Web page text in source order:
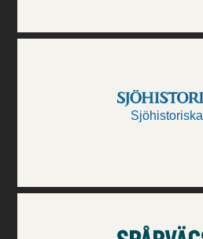
Sjöhistoriska